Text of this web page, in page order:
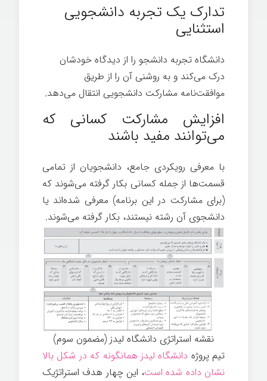
تدارک یک تجربه دانشجویی
استثنایی
دانشگاه تجربه دانشجو را از دیدگاه خودشان
درک می‌کند و به روشنی آن را از طریق
موافقت‌نامه مشارکت دانشجویی انتقال می‌دهد.
افزایش مشارکت کسانی که
می‌توانند مفید باشند
با معرفی رویکردی جامع، دانشجویان از تمامی
قسمت‌ها از جمله کسانی بکار گرفته می‌شوند که
(برای مشارکت در این برنامه) معرفی شده‌اند یا
دانشجوی آن رشته نیستند، بکار گرفته می‌شوند.
نقشه استراتژی دانشگاه لیدز (مضمون سوم)
تیم پروژه دانشگاه لیدز همانگونه که در شکل بالا
نشان داده شده است، این چهار هدف استراتژیک